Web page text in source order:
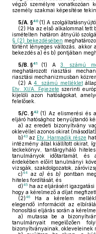
végző személyre vonatkozóan
személy szakmai képesítése
5/A. §40 (1) A
(2) Ha az első alkalommal tett
ismételten határon átnyúló
§ (2) bekezdésében
történt lényeges változás, akkor
bekezdés a) és b) pontjában
5/B. §41 (1) A3. számú
meghatározott riasztási
riasztási mechanizmusban
(2) A4. számú melléklet
Etv. XI/A. Fejezete szerinti
kijelöli azon hatóságokat,
felelősek.
5/C. §42 (1) Az elismerési és
eljáró hatósághoz benyújtandó
a) az eredeti bizonyítvány
oklevéllel azonos okirat
b)43 az Etv. Harmadik része
intézmény által kiállított okirat,
leckekönyv, tantárgyháló
tanulmányok időtartamát, és
érdekében előírt tanulmányi
vizsgák, szakdolgozatok,
c)44 aza) és b) pontban
hiteles fordítását, és
d)45 ha az eljárásért
hogy a kérelmező a díjat
(2)46
Ha a kérelem
elegendő információt az
honosítási eljárás során a
a) mutassa be a
tanulmányait megelőzően
bizonyítványainak, okleveleinek